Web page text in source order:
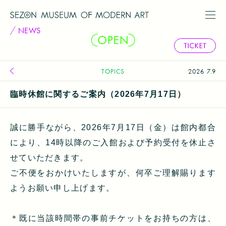
NEWS
2026 7.9
臨時休館に関するご案内（2026年7月17日）
TOPICS
誠に勝手ながら、2026年7月17日（金）は館内都合
により、14時以降のご入館および予約受付を休止さ
せていただきます。
ご不便をおかけいたしますが、何卒ご理解賜ります
ようお願い申し上げます。
＊既に当該時間帯の事前チケットをお持ちの方は、